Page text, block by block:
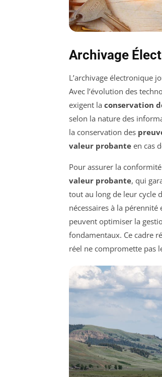
Archivage
L’archivage électronique
Avec l’évolution des
exigent la conservation
selon la nature des
la conservation des
valeur probante en cas
Pour assurer la
valeur probante, qui
tout au long de leur cycle
nécessaires à la pérennité
peuvent optimiser la
fondamentaux. Ce cadre
réel ne compromette pas